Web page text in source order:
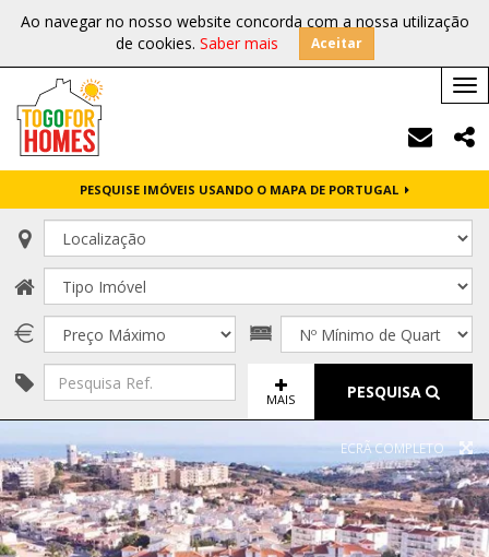
Ao navegar no nosso website concorda com a nossa utilização
de cookies. Saber mais Aceitar
PESQUISE IMÓVEIS USANDO O MAPA DE PORTUGAL
MAIS PESQUISA
ECRÃ COMPLETO